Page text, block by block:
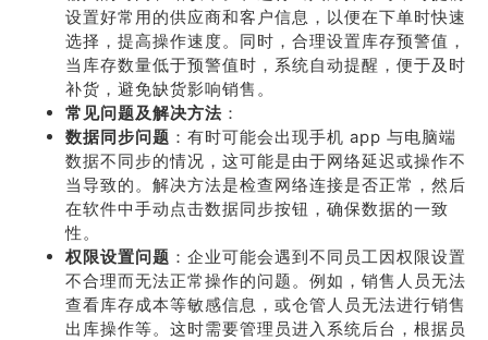
设置好常用的供应商和客户信息，以便在下单时快速
选择，提高操作速度。同时，合理设置库存预警值，
当库存数量低于预警值时，系统自动提醒，便于及时
补货，避免缺货影响销售。
常见问题及解决方法 ：
数据同步问题 ：有时可能会出现手机 app 与电脑端
数据不同步的情况，这可能是由于网络延迟或操作不
当导致的。解决方法是检查网络连接是否正常，然后
在软件中手动点击数据同步按钮，确保数据的一致
性。
权限设置问题 ：企业可能会遇到不同员工因权限设置
不合理而无法正常操作的问题。例如，销售人员无法
查看库存成本等敏感信息，或仓管人员无法进行销售
出库操作等。这时需要管理员进入系统后台，根据员